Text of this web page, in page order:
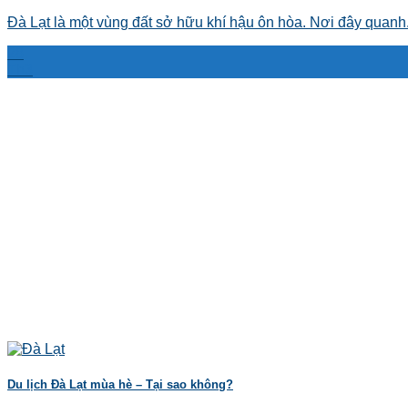
Đà Lạt là một vùng đất sở hữu khí hậu ôn hòa. Nơi đây
Du lịch Đà Lạt mùa hè – Tại sao không?